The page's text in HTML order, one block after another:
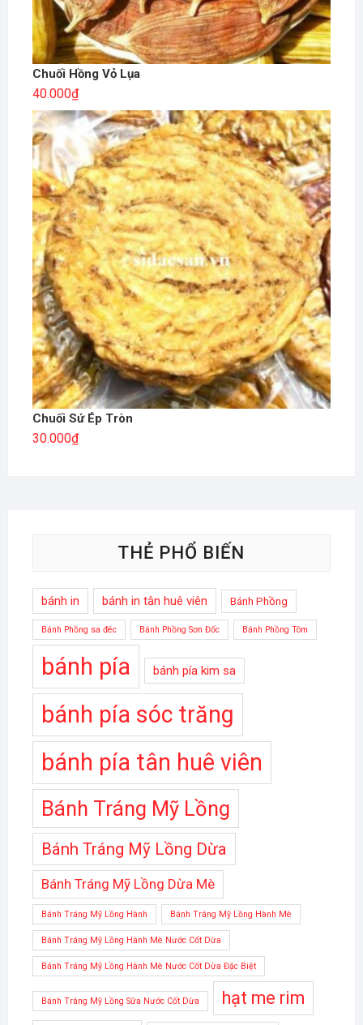
Chuối Hồng Vỏ Lụa
40.000₫
Chuối Sứ Ép Tròn
30.000₫
THẺ PHỔ BIẾN
bánh in bánh in tân huê viên Bánh Phồng
Bánh Phồng sa đéc Bánh Phồng Sơn Đốc Bánh Phồng Tôm
bánh pía bánh pía kim sa
bánh pía sóc trăng
bánh pía tân huê viên
Bánh Tráng Mỹ Lồng
Bánh Tráng Mỹ Lồng Dừa
Bánh Tráng Mỹ Lồng Dừa Mè
Bánh Tráng Mỹ Lồng Hành Bánh Tráng Mỹ Lồng Hành Mè
Bánh Tráng Mỹ Lồng Hành Mè Nước Cốt Dừa
Bánh Tráng Mỹ Lồng Hành Mè Nước Cốt Dừa Đặc Biệt
Bánh Tráng Mỹ Lồng Sữa Nước Cốt Dừa hạt me rim